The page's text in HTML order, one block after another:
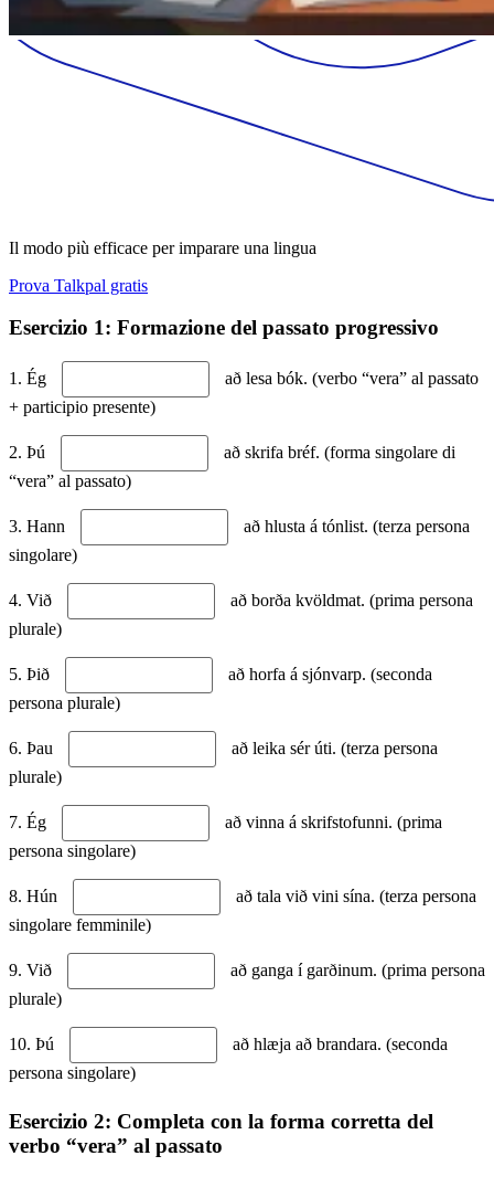
Il modo più efficace per imparare una lingua
Prova Talkpal gratis
Esercizio 1: Formazione del passato progressivo
1. Ég
að lesa bók. (verbo “vera” al passato
+ participio presente)
2. Þú
að skrifa bréf. (forma singolare di
“vera” al passato)
3. Hann
að hlusta á tónlist. (terza persona
singolare)
4. Við
að borða kvöldmat. (prima persona
plurale)
5. Þið
að horfa á sjónvarp. (seconda
persona plurale)
6. Þau
að leika sér úti. (terza persona
plurale)
7. Ég
að vinna á skrifstofunni. (prima
persona singolare)
8. Hún
að tala við vini sína. (terza persona
singolare femminile)
9. Við
að ganga í garðinum. (prima persona
plurale)
10. Þú
að hlæja að brandara. (seconda
persona singolare)
Esercizio 2: Completa con la forma corretta del
verbo “vera” al passato